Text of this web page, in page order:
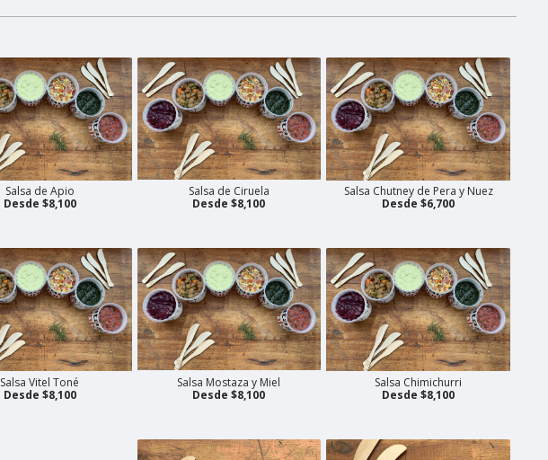
Salsa de Apio
Desde $8,100
Salsa de Ciruela
Desde $8,100
Salsa Chutney de Pera y Nuez
Desde $6,700
Salsa Vitel Toné
Desde $8,100
Salsa Mostaza y Miel
Desde $8,100
Salsa Chimichurri
Desde $8,100